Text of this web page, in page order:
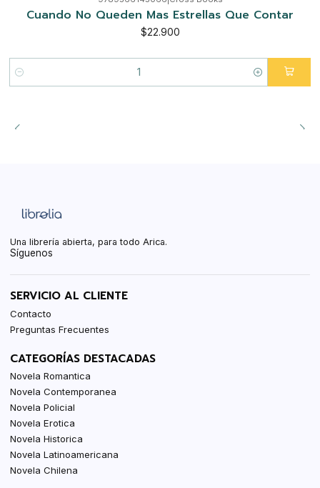
Cuando No Queden Mas Estrellas Que Contar
$22.900
Cantidad
Una librería abierta, para todo Arica.
Síguenos
SERVICIO AL CLIENTE
Contacto
Preguntas Frecuentes
CATEGORÍAS DESTACADAS
Novela Romantica
Novela Contemporanea
Novela Policial
Novela Erotica
Novela Historica
Novela Latinoamericana
Novela Chilena